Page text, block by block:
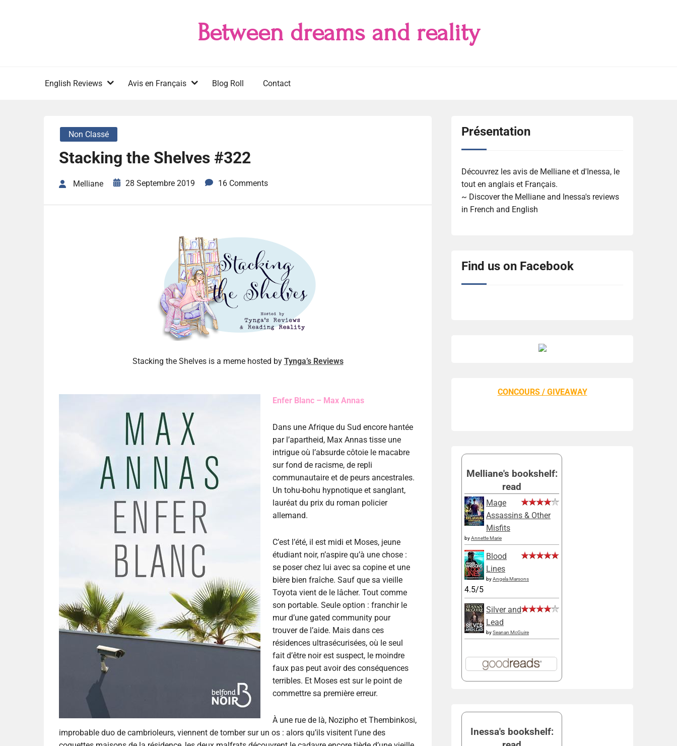
Between dreams and reality
English Reviews Avis en Français Blog Roll Contact
Non Classé
Stacking the Shelves #322
Melliane 28 Septembre 2019 16 Comments
Stacking the Shelves is a meme hosted by Tynga’s Reviews
Enfer Blanc – Max Annas
Dans une Afrique du Sud encore hantée
par l’apartheid, Max Annas tisse une
intrigue où l’absurde côtoie le macabre
sur fond de racisme, de repli
communautaire et de peurs ancestrales.
Un tohu-bohu hypnotique et sanglant,
lauréat du prix du roman policier
allemand.
C’est l’été, il est midi et Moses, jeune
étudiant noir, n’aspire qu’à une chose :
se poser chez lui avec sa copine et une
bière bien fraîche. Sauf que sa vieille
Toyota vient de le lâcher. Tout comme
son portable. Seule option : franchir le
mur d’une gated community pour
trouver de l’aide. Mais dans ces
résidences ultrasécurisées, où le seul
fait d’être noir est suspect, le moindre
faux pas peut avoir des conséquences
terribles. Et Moses est sur le point de
commettre sa première erreur.
À une rue de là, Nozipho et Thembinkosi,
improbable duo de cambrioleurs, viennent de tomber sur un os : alors qu’ils visitent l’une des
Présentation
Découvrez les avis de Melliane et d'Inessa, le
tout en anglais et Français.
~ Discover the Melliane and Inessa's reviews
in French and English
Find us on Facebook
CONCOURS / GIVEAWAY
Melliane's bookshelf:
read
Mage
Assassins & Other
Misfits
byAnnette Marie
Blood
Lines
byAngela Marsons
4.5/5
Silver and
Lead
bySeanan McGuire
Inessa's bookshelf: